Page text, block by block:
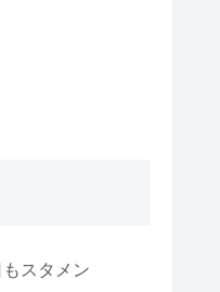
スタメン